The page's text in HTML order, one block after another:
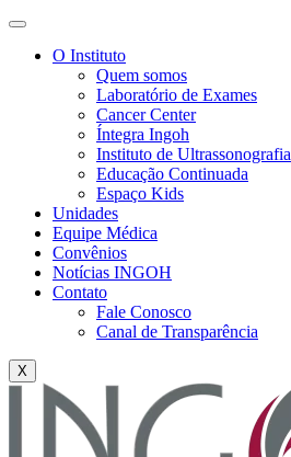
O Instituto
Quem somos
Laboratório de Exames
Cancer Center
Íntegra Ingoh
Instituto de Ultrassonografia
Educação Continuada
Espaço Kids
Unidades
Equipe Médica
Convênios
Notícias INGOH
Contato
Fale Conosco
Canal de Transparência
X